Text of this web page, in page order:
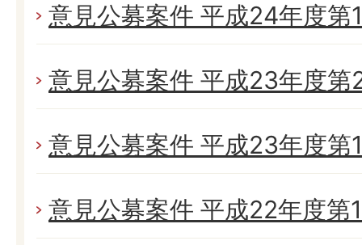
意見公募案件 平成24年度第
意見公募案件 平成23年度第
意見公募案件 平成23年度第
意見公募案件 平成22年度第